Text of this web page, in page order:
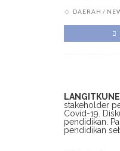
DAERAH
stakeholder
Covid-19.
pendidikan.
pendidikan